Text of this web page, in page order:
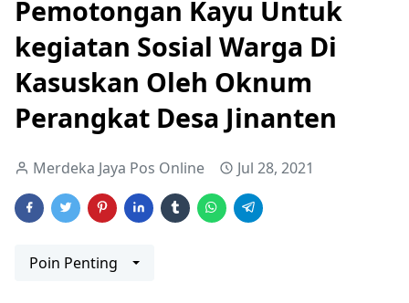
Pemotongan Kayu Untuk
kegiatan Sosial Warga Di
Kasuskan Oleh Oknum
Perangkat Desa Jinanten
Merdeka Jaya Pos Online Jul 28, 2021
Poin Penting